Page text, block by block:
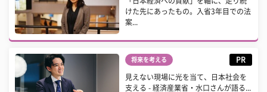
けた先にあったもの。入省3年目での法
案...
将来を考える PR
見えない現場に光を当て、日本社会を
支える - 経済産業省・水口さんが語る...